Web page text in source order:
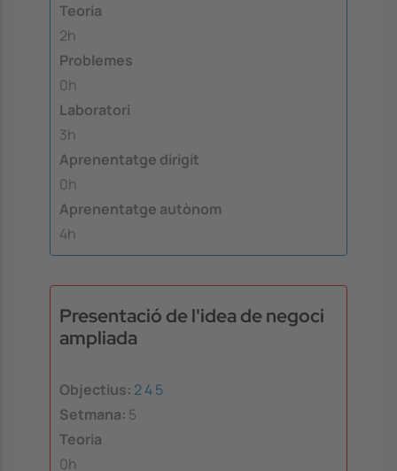
Teoria
2h
Problemes
0h
Laboratori
3h
Aprenentatge dirigit
0h
Aprenentatge autònom
4h
Presentació de l'idea de negoci
ampliada
Objectius: 245
Setmana: 5
Teoria
0h